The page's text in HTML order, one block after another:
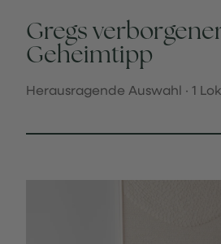
Gregs
Geheimtipp
Herausragende Auswahl · 1